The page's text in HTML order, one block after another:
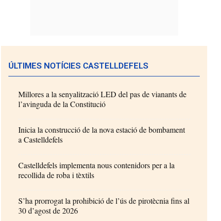
ÚLTIMES NOTÍCIES CASTELLDEFELS
Millores a la senyalització LED del pas de vianants de
l’avinguda de la Constitució
Inicia la construcció de la nova estació de bombament
a Castelldefels
Castelldefels implementa nous contenidors per a la
recollida de roba i tèxtils
S’ha prorrogat la prohibició de l’ús de pirotècnia fins al
30 d’agost de 2026